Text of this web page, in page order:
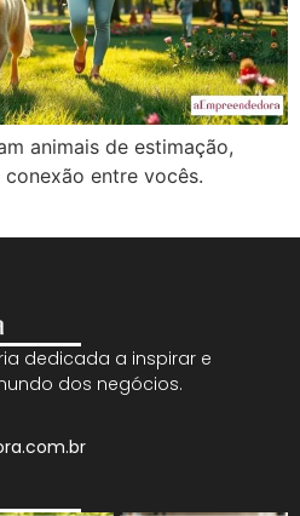
animais de estimação,
entre vocês.
dedicada a inspirar e
dos negócios.